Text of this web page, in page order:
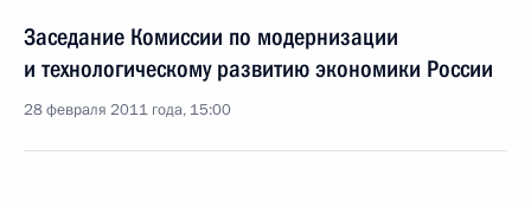
Заседание Комиссии по модернизации
и технологическому развитию экономики России
28 февраля 2011 года, 15:00